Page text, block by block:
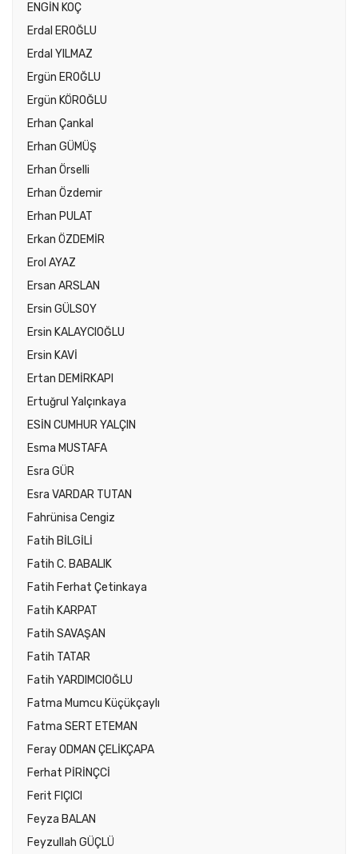
ENGİN KOÇ
Erdal EROĞLU
Erdal YILMAZ
Ergün EROĞLU
Ergün KÖROĞLU
Erhan Çankal
Erhan GÜMÜŞ
Erhan Örselli
Erhan Özdemir
Erhan PULAT
Erkan ÖZDEMİR
Erol AYAZ
Ersan ARSLAN
Ersin GÜLSOY
Ersin KALAYCIOĞLU
Ersin KAVİ
Ertan DEMİRKAPI
Ertuğrul Yalçınkaya
ESİN CUMHUR YALÇIN
Esma MUSTAFA
Esra GÜR
Esra VARDAR TUTAN
Fahrünisa Cengiz
Fatih BİLGİLİ
Fatih C. BABALIK
Fatih Ferhat Çetinkaya
Fatih KARPAT
Fatih SAVAŞAN
Fatih TATAR
Fatih YARDIMCIOĞLU
Fatma Mumcu Küçükçaylı
Fatma SERT ETEMAN
Feray ODMAN ÇELİKÇAPA
Ferhat PİRİNÇCİ
Ferit FIÇICI
Feyza BALAN
Feyzullah GÜÇLÜ